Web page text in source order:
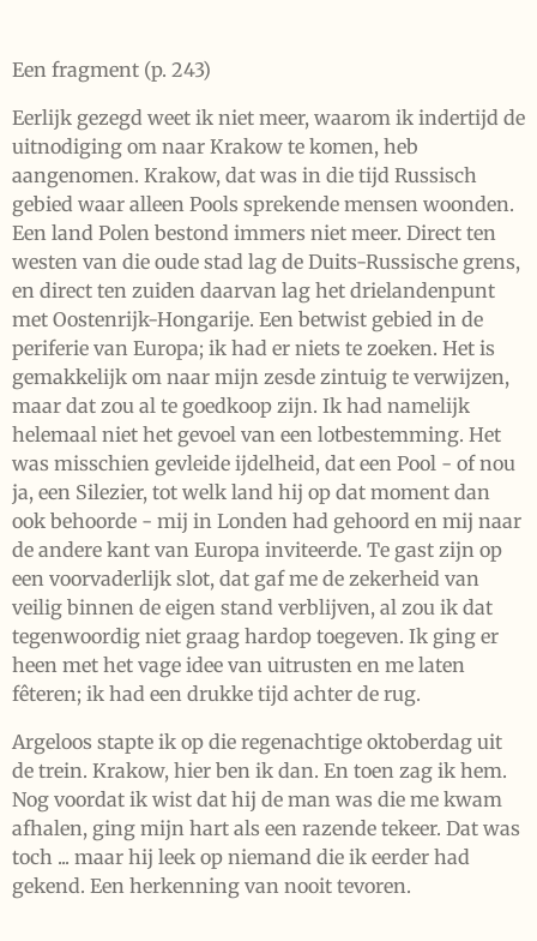
Een fragment (p. 243)
Eerlijk gezegd weet ik niet meer, waarom ik indertijd de
uitnodiging om naar Krakow te komen, heb
aangenomen. Krakow, dat was in die tijd Russisch
gebied waar alleen Pools sprekende mensen woonden.
Een land Polen bestond immers niet meer. Direct ten
westen van die oude stad lag de Duits-Russische grens,
en direct ten zuiden daarvan lag het drielandenpunt
met Oostenrijk-Hongarije. Een betwist gebied in de
periferie van Europa; ik had er niets te zoeken. Het is
gemakkelijk om naar mijn zesde zintuig te verwijzen,
maar dat zou al te goedkoop zijn. Ik had namelijk
helemaal niet het gevoel van een lotbestemming. Het
was misschien gevleide ijdelheid, dat een Pool - of nou
ja, een Silezier, tot welk land hij op dat moment dan
ook behoorde - mij in Londen had gehoord en mij naar
de andere kant van Europa inviteerde. Te gast zijn op
een voorvaderlijk slot, dat gaf me de zekerheid van
veilig binnen de eigen stand verblijven, al zou ik dat
tegenwoordig niet graag hardop toegeven. Ik ging er
heen met het vage idee van uitrusten en me laten
fêteren; ik had een drukke tijd achter de rug.
Argeloos stapte ik op die regenachtige oktoberdag uit
de trein. Krakow, hier ben ik dan. En toen zag ik hem.
Nog voordat ik wist dat hij de man was die me kwam
afhalen, ging mijn hart als een razende tekeer. Dat was
toch ... maar hij leek op niemand die ik eerder had
gekend. Een herkenning van nooit tevoren.